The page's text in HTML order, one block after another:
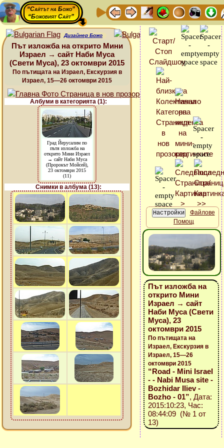
“Сайтът на Божо”
“Божовият Сайт”
Дизайнер Божо
Път изложба на открито Мини
Израел → сайт Наби Муса
(Свети Муса), 23 октомври 2015
По пътищата на Израел, Екскурзия в
Израел, 15—26 октомври 2015
Албуми в категорията (1):
Град Йерусалим по
пътя изложба на
открито Мини Израел
→ сайт Наби Муса
(Пророкът Мойсей),
23 октомври 2015
(11)
Снимки в албума (13):
Файлове
Помощ
Път изложба на
открито Мини
Израел → сайт
Наби Муса (Свети
Муса), 23
октомври 2015
По пътищата на
Израел, Екскурзия в
Израел, 15—26
октомври 2015
“Road - Mini Israel
- - Nabi Musa site -
Bozhidar Iliev -
Bozho - 01”, Дата:
2015:10:23, Час:
08:44:09 (№ 1 от
13)